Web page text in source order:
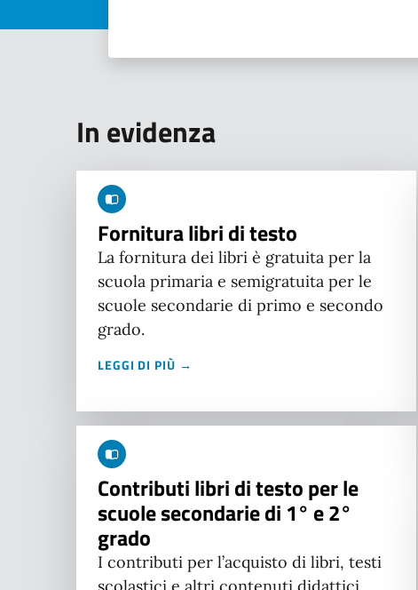
In evidenza
Fornitura libri di testo
La fornitura dei libri è gratuita per la
scuola primaria e semigratuita per le
scuole secondarie di primo e secondo
grado.
LEGGI DI PIÙ →
Contributi libri di testo per le
scuole secondarie di 1° e 2°
grado
I contributi per l’acquisto di libri, testi